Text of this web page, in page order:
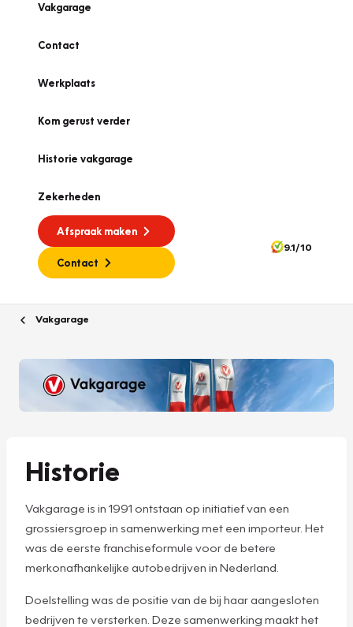
Vakgarage
Contact
Werkplaats
Kom gerust verder
Historie vakgarage
Zekerheden
Afspraak maken
Contact
9.1/10
Vakgarage
Historie
Vakgarage is in 1991 ontstaan op initiatief van een
grossiersgroep in samenwerking met een importeur. Het
was de eerste franchiseformule voor de betere
merkonafhankelijke autobedrijven in Nederland.
Doelstelling was de positie van de bij haar aangesloten
bedrijven te versterken. Deze samenwerking maakt het